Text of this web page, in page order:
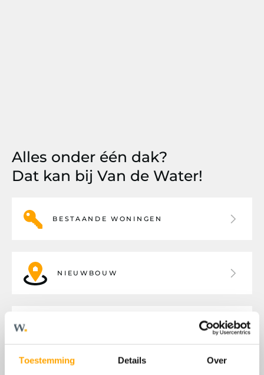
Toestemming Details Over
Alles onder één dak?
Dat kan bij Van de Water!
BESTAANDE WONINGEN
NIEUWBOUW